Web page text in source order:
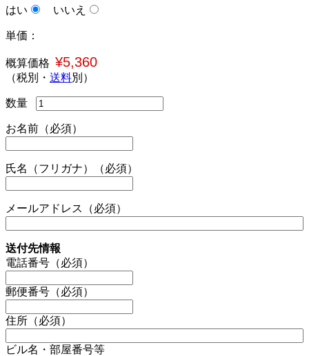
はい いいえ
単価：
概算価格 ¥5,360
（税別・ 送料別）
数量
お名前（必須）
氏名（フリガナ）（必須）
メールアドレス（必須）
送付先情報
電話番号（必須）
郵便番号（必須）
住所（必須）
ビル名・部屋番号等